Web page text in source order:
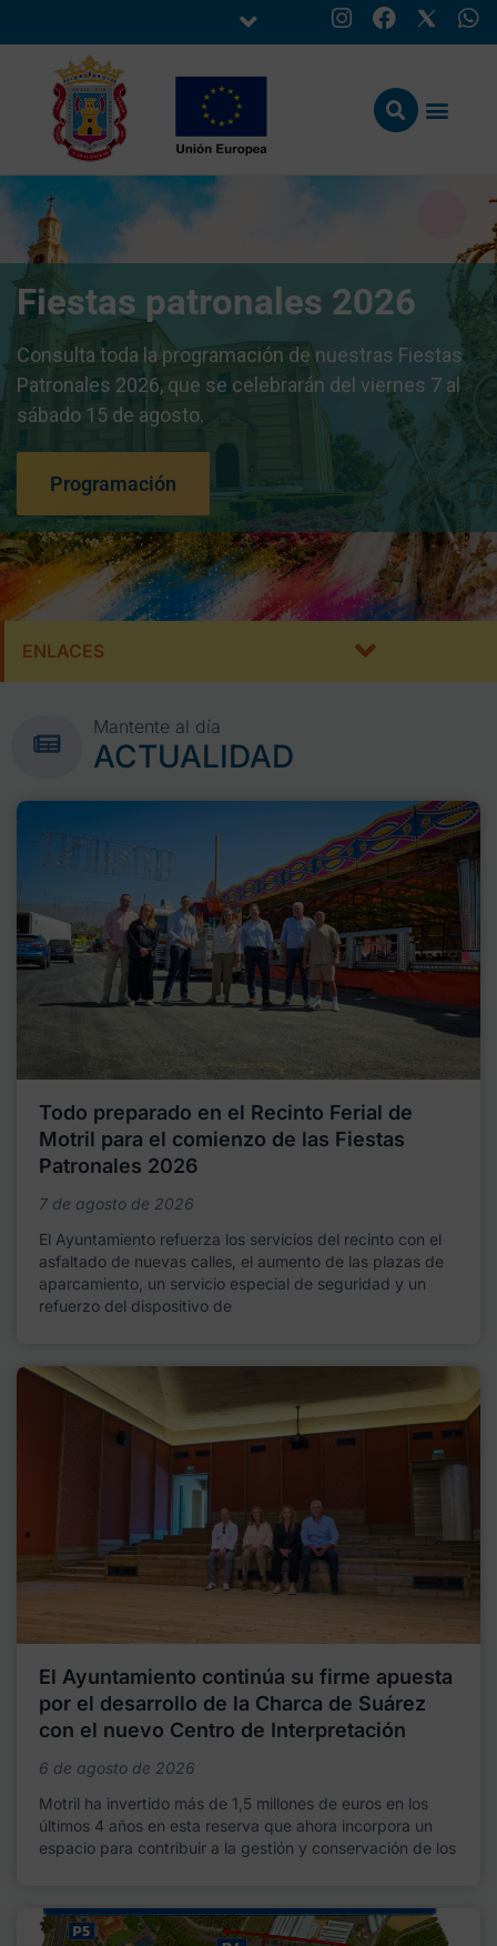
Fiestas patronales 2026
Consulta toda la programación de nuestras Fiestas
Patronales 2026, que se celebrarán del viernes 7 al
sábado 15 de agosto.
Programación
ENLACES
Mantente al día
ACTUALIDAD
Todo preparado en el Recinto Ferial de
Motril para el comienzo de las Fiestas
Patronales 2026
7 de agosto de 2026
El Ayuntamiento refuerza los servicios del recinto con el
asfaltado de nuevas calles, el aumento de las plazas de
aparcamiento, un servicio especial de seguridad y un
refuerzo del dispositivo de
El Ayuntamiento continúa su firme apuesta
por el desarrollo de la Charca de Suárez
con el nuevo Centro de Interpretación
6 de agosto de 2026
Motril ha invertido más de 1,5 millones de euros en los
últimos 4 años en esta reserva que ahora incorpora un
espacio para contribuir a la gestión y conservación de los